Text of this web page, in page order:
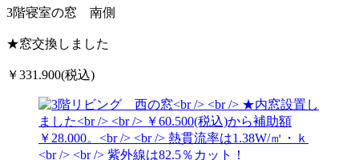
3階寝室の窓 南側
★窓交換しました
￥331.900(税込)